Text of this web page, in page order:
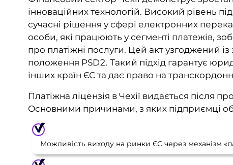
інноваційних технологій. Високий рівень
сучасні рішення у сфері електронних
особи, які працюють у сегменті платежів,
про платіжні послуги. Цей акт узгоджений
положення PSD2. Такий підхід гарантує
інших країн ЄС та дає право на
Платіжна ліцензія в Чехії видається після
Основними причинами, з яких підприємці
Можливість виходу на ринки ЄС через механізм